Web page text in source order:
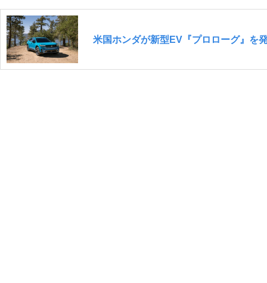
米国ホンダが新型EV『プロローグ』を